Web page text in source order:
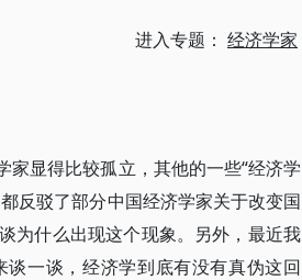
进入专题： 经济学家
显得比较孤立，其他的一些“经济学
反驳了部分中国经济学家关于改变国
为什么出现这个现象。另外，最近我
一谈，经济学到底有没有真伪这回